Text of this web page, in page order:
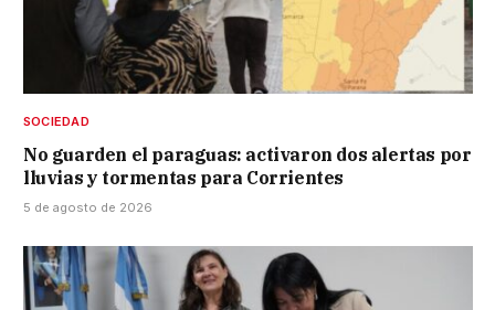
SOCIEDAD
No guarden el paraguas: activaron dos alertas por
lluvias y tormentas para Corrientes
5 de agosto de 2026